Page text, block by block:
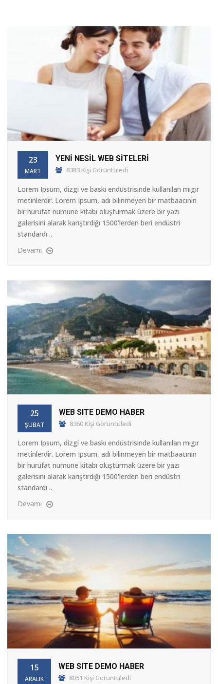
23
MART
YENİ NESİL WEB SİTELERİ
8383 Kişi Görüntüledi
Lorem Ipsum, dizgi ve baskı endüstrisinde kullanılan mıgır
metinlerdir. Lorem Ipsum, adı bilinmeyen bir matbaacının
bir hurufat numune kitabı oluşturmak üzere bir yazı
galerisini alarak karıştırdığı 1500'lerden beri endüstri
standardı ..
Devamı
25
ŞUBAT
WEB SITE DEMO HABER
8360 Kişi Görüntüledi
Lorem Ipsum, dizgi ve baskı endüstrisinde kullanılan mıgır
metinlerdir. Lorem Ipsum, adı bilinmeyen bir matbaacının
bir hurufat numune kitabı oluşturmak üzere bir yazı
galerisini alarak karıştırdığı 1500'lerden beri endüstri
standardı ..
Devamı
15
ARALIK
WEB SITE DEMO HABER
8051 Kişi Görüntüledi